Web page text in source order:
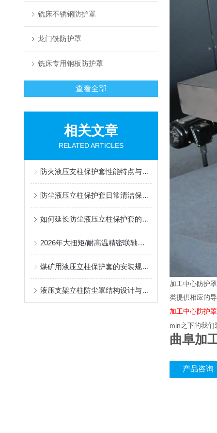
铣床不锈钢防护罩
龙门铣防护罩
铣床专用钢板防护罩
查看全部
相关文章
RELATED ARTICLES
防火液压支柱保护套性能特点与阻燃防护应用
防尘液压立柱保护套日常清洁保养与更换规范
如何延长防尘液压立柱保护套的使用寿命？
2026年大扭矩/耐高温精密联轴器定制找哪家？能实现精准定制的优质厂家盘点
煤矿用液压立柱保护套的安装规范与使用寿命提升方案
液压支架立柱防尘罩结构设计与密封防护原理
加工中心防护
类提供相应的
加工中心防护罩
min之下的我们
曲阜加
产品咨询